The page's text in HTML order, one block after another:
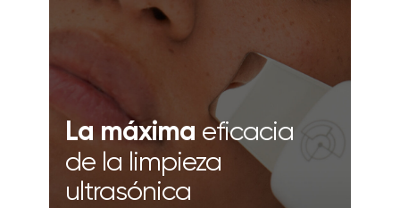
La máxima eficacia
de la limpieza
ultrasónica